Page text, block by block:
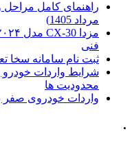
مرداد 1405)
فنی
ثبت نام سامانه سخا
شرایط واردات خودرو
محدودیت ها
واردات خودروی
.